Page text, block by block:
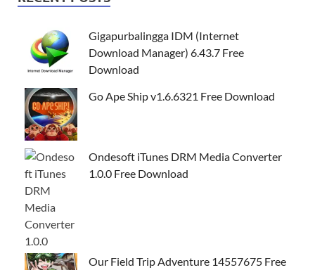
Gigapurbalingga IDM (Internet
Download Manager) 6.43.7 Free
Download
Go Ape Ship v1.6.6321 Free Download
Ondesoft iTunes DRM Media Converter
1.0.0 Free Download
Our Field Trip Adventure 14557675 Free